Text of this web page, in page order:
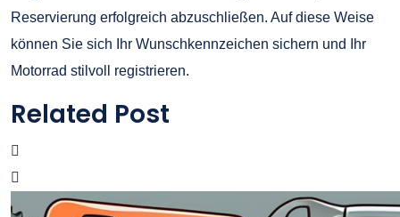
Reservierung erfolgreich abzuschließen. Auf diese Weise
können Sie sich Ihr Wunschkennzeichen sichern und Ihr
Motorrad stilvoll registrieren.
Related Post